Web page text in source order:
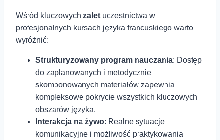
Wśród‍ kluczowych zalet uczestnictwa w
profesjonalnych kursach języka francuskiego warto
wyróżnić:
Strukturyzowany program nauczania: Dostęp
do zaplanowanych i metodycznie
skomponowanych‍ materiałów zapewnia
⁢kompleksowe pokrycie wszystkich kluczowych
obszarów języka.
Interakcja ⁤na żywo: Realne sytuacje
komunikacyjne i możliwość praktykowania